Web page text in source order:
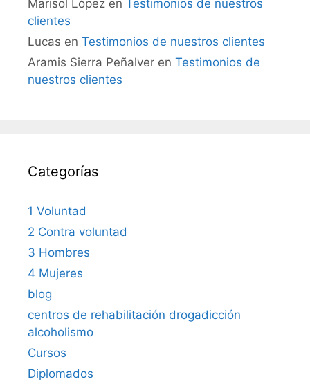
Marisol López en Testimonios de nuestros
clientes
Lucas en Testimonios de nuestros clientes
Aramis Sierra Peñalver en Testimonios de
nuestros clientes
Categorías
1 Voluntad
2 Contra voluntad
3 Hombres
4 Mujeres
blog
centros de rehabilitación drogadicción
alcoholismo
Cursos
Diplomados